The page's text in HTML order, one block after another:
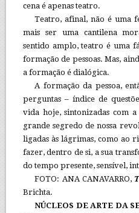
cena é apenas teatro.
Teatro, afinal, não é uma
mais ser uma cantilena
sentido amplo, teatro é uma
formação de pessoas. Mas,
a formação é dialógica.
A formação da pessoa,
perguntas – índice de
vida hoje, sintonizadas com
grande segredo de nossa
ligadas às lágrimas, como ao
fazer, dentro de si, a sua
do tempo presente, sensível,
FOTO: ANA CANAVARRO,
Brichta.
NÚCLEOS DE ARTE DA